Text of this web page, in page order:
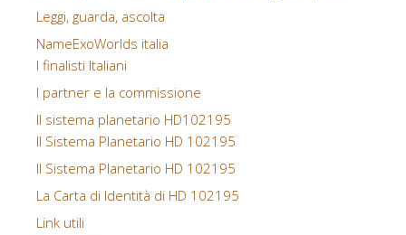
Leggi, guarda, ascolta
NameExoWorlds italia
I finalisti Italiani
I partner e la commissione
Il sistema planetario HD102195
Il Sistema Planetario HD 102195
Il Sistema Planetario HD 102195
La Carta di Identità di HD 102195
Link utili